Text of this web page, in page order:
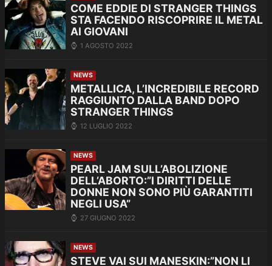
COME EDDIE DI STRANGER THINGS
STA FACENDO RISCOPRIRE IL METAL
AI GIOVANI
1 AGOSTO 2022
NEWS
METALLICA, L’INCREDIBILE RECORD
RAGGIUNTO DALLA BAND DOPO
STRANGER THINGS
12 LUGLIO 2022
NEWS
PEARL JAM SULL’ABOLIZIONE
DELL’ABORTO:”I DIRITTI DELLE
DONNE NON SONO PIÙ GARANTITI
NEGLI USA”
27 GIUGNO 2022
NEWS
STEVE VAI SUI MANESKIN:”NON LI